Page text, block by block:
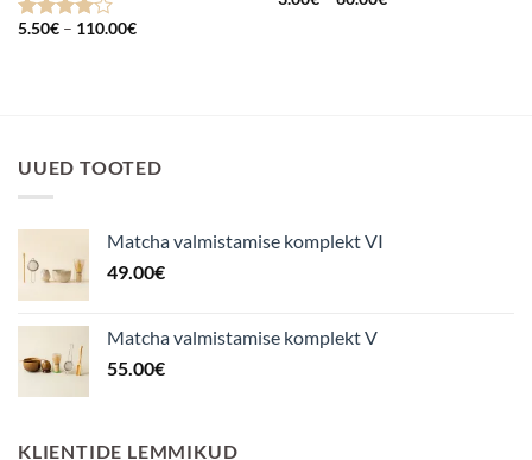
Hinnanguga
5.50€ – 110.00€Hinnavahemik:
UUED TOOTED
Matcha valmistamise komplekt VI
49.00€
Matcha valmistamise komplekt V
55.00€
KLIENTIDE LEMMIKUD